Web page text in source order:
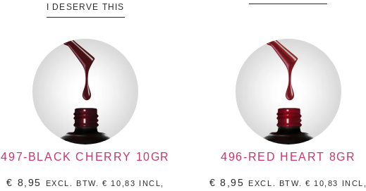
I DESERVE THIS
497-BLACK CHERRY 10GR
€ 8,95 EXCL. BTW.€ 10,83
INCL,
496-RED HEART 8GR
€ 8,95 EXCL. BTW. € 10,83
INCL,